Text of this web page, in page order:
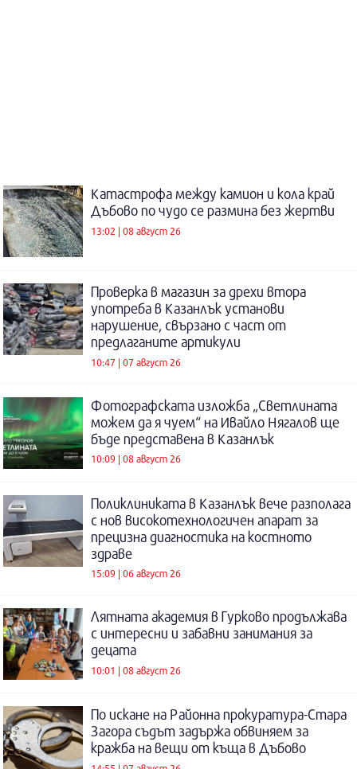
Катастрофа между камион и кола край
Дъбово по чудо се размина без жертви
13:02 | 08 август 26
Проверка в магазин за дрехи втора
употреба в Казанлък установи
нарушение, свързано с част от
предлаганите артикули
10:47 | 07 август 26
Фотографската изложба „Светлината
можем да я чуем“ на Ивайло Нягалов ще
бъде представена в Казанлък
10:09 | 08 август 26
Поликлиниката в Казанлък вече разполага
с нов високотехнологичен апарат за
прецизна диагностика на костното
здраве
15:09 | 06 август 26
Лятната академия в Гурково продължава
с интересни и забавни занимания за
децата
10:01 | 08 август 26
По искане на Районна прокуратура-Стара
Загора съдът задържа обвиняем за
кражба на вещи от къща в Дъбово